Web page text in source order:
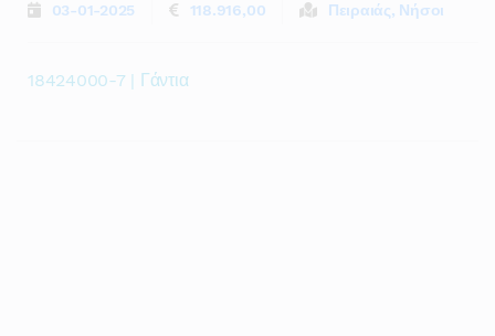
03-01-2025 118.916,00 Πειραιάς, Νήσοι
18424000-7 | Γάντια